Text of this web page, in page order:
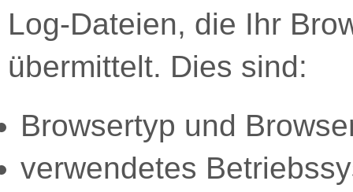
Log-Dateien, die Ihr
übermittelt. Dies sind:
Browsertyp und
verwendetes